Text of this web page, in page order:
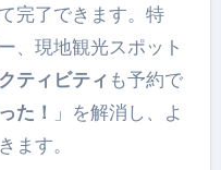
完了できます。特
、現地観光スポット
ティビティ も予約で
た！ 」を解消し、よ
ます。